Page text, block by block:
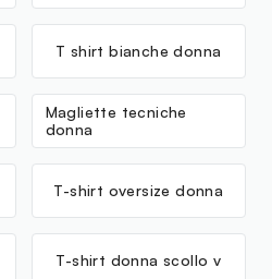
T shirt bianche donna
Magliette tecniche
donna
T-shirt oversize donna
T-shirt donna scollo v